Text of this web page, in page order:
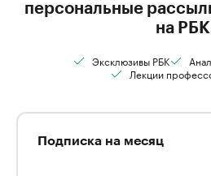
персональные
на РБК
Эксклюзивы РБК
Лекции
Подписка на месяц